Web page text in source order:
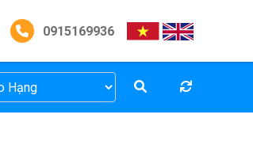
0915169936